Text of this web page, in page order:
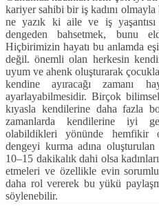
kariyer sahibi bir iş kadını olmayla
ne yazık ki aile ve iş
dengeden bahsetmek, bunu
Hiçbirimizin hayatı bu anlamda
değil. önemli olan herkesin
uyum ve ahenk oluşturarak
kendine ayıracağı zamanı
ayarlayabilmesidir. Birçok
kıyasla kendilerine daha fazla
zamanlarda kendilerine iyi
olabildikleri yönünde hemfikir
dengeyi kurma adına
10–15 dakikalık dahi olsa
etmeleri ve özellikle evin
daha rol vererek bu yükü
söylenebilir.